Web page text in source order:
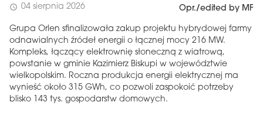
schedule 04 sierpnia 2026 Opr./edited by MF
Grupa Orlen sfinalizowała zakup projektu hybrydowej farmy
odnawialnych źródeł energii o łącznej mocy 216 MW.
Kompleks, łączący elektrownię słoneczną z wiatrową,
powstanie w gminie Kazimierz Biskupi w województwie
wielkopolskim. Roczna produkcja energii elektrycznej ma
wynieść około 315 GWh, co pozwoli zaspokoić potrzeby
blisko 143 tys. gospodarstw domowych.